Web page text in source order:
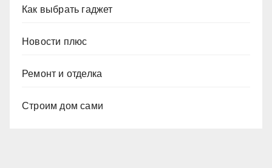
Как выбрать гаджет
Новости плюс
Ремонт и отделка
Строим дом сами